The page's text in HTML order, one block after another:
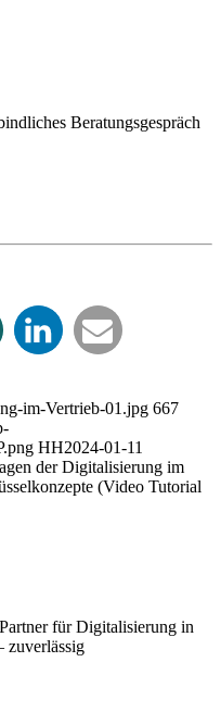
Beratungsgespräch
im-Vertrieb-01.jpg 667
HH2024-01-11
der Digitalisierung im
(Video Tutorial
für Digitalisierung in
zuverlässig